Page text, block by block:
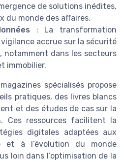
de solutions inédites,
du monde des affaires.
: La transformation
accrue sur la sécurité
notamment dans les secteurs
immobilier.
spécialisés propose
pratiques, des livres blancs
et des études de cas sur la
Ces ressources facilitent la
digitales adaptées aux
et à l’évolution du monde
loin dans l’optimisation de la